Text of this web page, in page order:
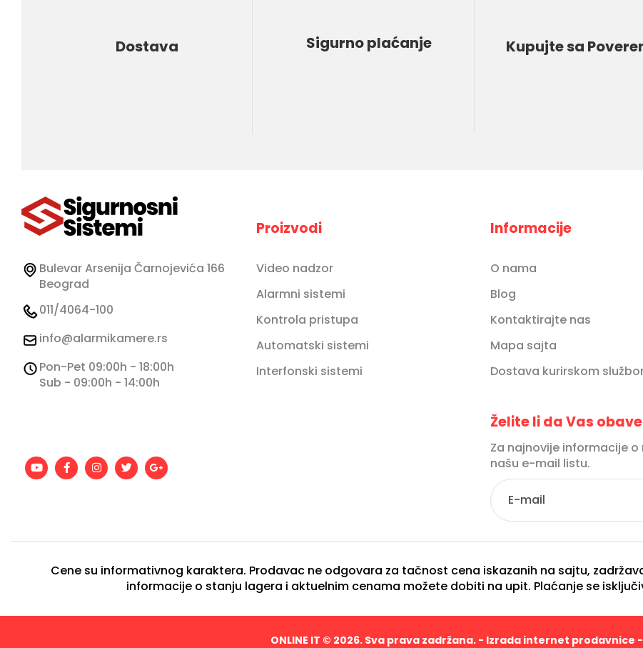
Dostava Sigurno plaćanje Kupujte sa
Bulevar Arsenija Čarnojevića 166
Beograd
011/4064-100
info@alarmikamere.rs
Pon-Pet 09:00h - 18:00h
Sub - 09:00h - 14:00h
Proizvodi
Video nadzor
Alarmni sistemi
Kontrola pristupa
Automatski sistemi
Interfonski sistemi
Informacije
O nama
Blog
Kontaktirajte nas
Mapa sajta
Dostava kurirskom
Želite li da Vas
Za najnovije informacije
našu e-mail listu.
Cene su informativnog karaktera. Prodavac ne odgovara za tačnost cena iskazanih na sajtu,
informacije o stanju lagera i aktuelnim cenama možete dobiti na upit. Plaćanje se
ONLINE IT © 2026. Sva prava zadržana. - Izrada internet prodavnice -